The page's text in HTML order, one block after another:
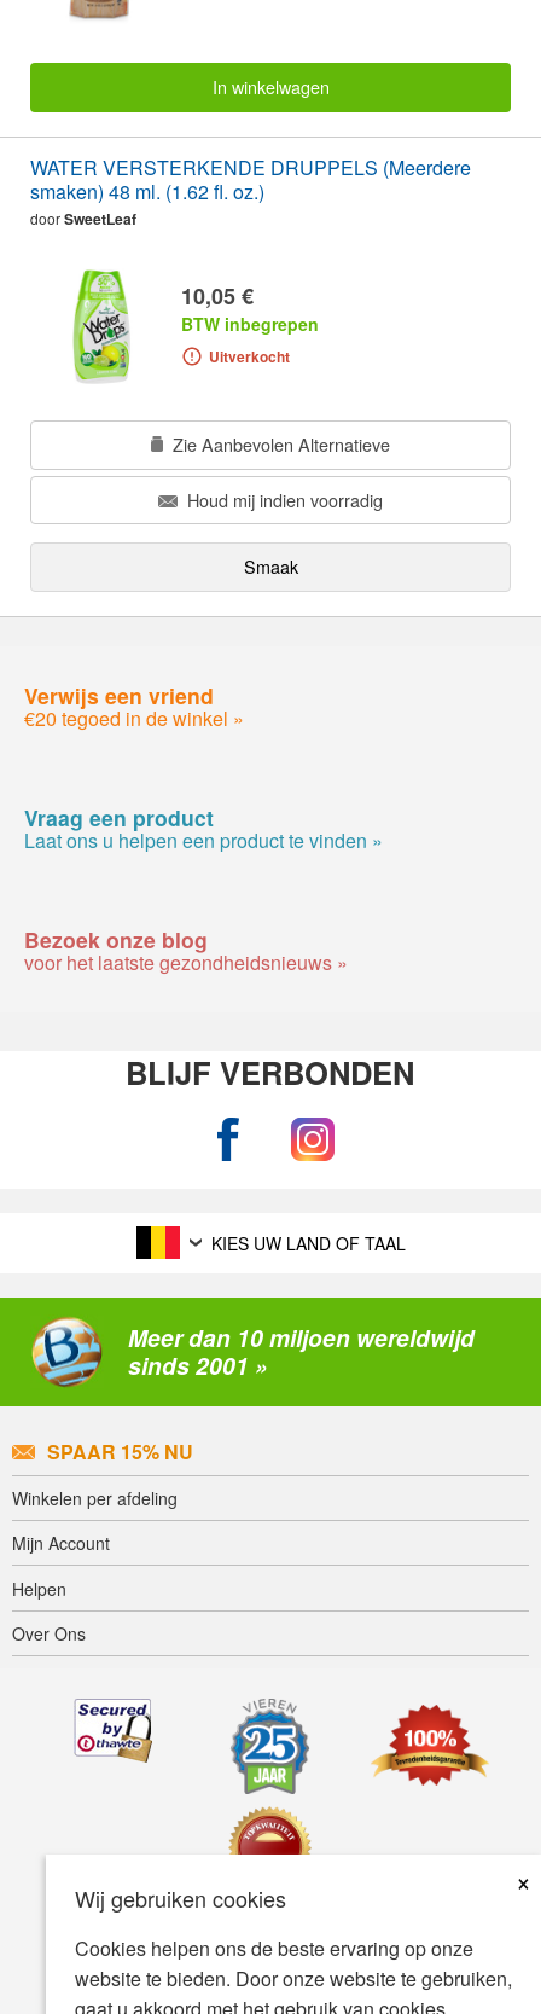
Wij gebruiken cookies
×
Cookies helpen ons de beste ervaring op onze
website te bieden. Door onze website te gebruiken,
In winkelwagen
WATER VERSTERKENDE DRUPPELS (Meerdere
smaken) 48 ml. (1.62 fl. oz.)
doorSweetLeaf
10,05 €
BTW inbegrepen
Uitverkocht
Zie Aanbevolen Alternatieve
Houd mij indien voorradig
Smaak
Verwijs een vriend
€20 tegoed in de winkel »
Vraag een product
Laat ons u helpen een product te vinden »
Bezoek onze blog
voor het laatste gezondheidsnieuws »
BLIJF VERBONDEN
KIES UW LAND OF TAAL
Meer dan 10 miljoen wereldwijd
sinds 2001 »
SPAAR 15% NU
Winkelen per afdeling
Mijn Account
Helpen
Over Ons
Toegankelijkheid Gebruiksvoorwaarden Privacybeleid